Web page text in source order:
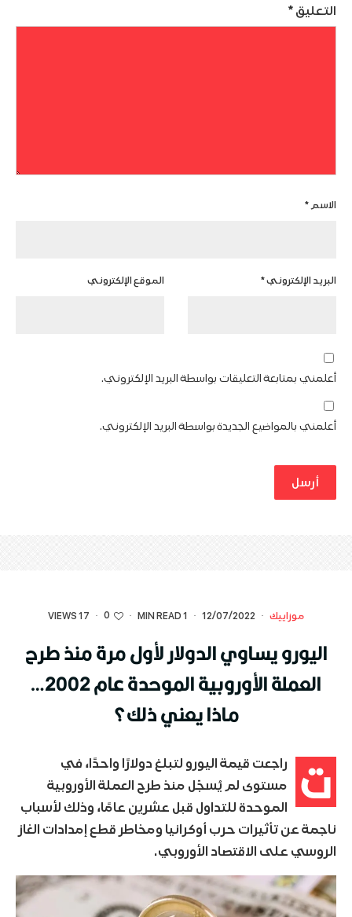
التعليق *
الاسم *
البريد الإلكتروني* الموقع الإلكتروني
أعلمني بمتابعة التعليقات بواسطة البريد الإلكتروني.
أعلمني بالمواضيع الجديدة بواسطة البريد الإلكتروني.
موزاييك ·
12/07/2022
·
1 MIN READ
·
0
·
17 VIEWS
اليورو يساوي الدولار لأول مرة منذ طرح
العملة الأوروبية الموحدة عام 2002…
ماذا يعني ذلك؟
ت
راجعت قيمة اليورو لتبلغ دولارًا واحدًا، في
مستوى لم يُسجّل منذ طرح العملة الأوروبية
الموحدة للتداول قبل عشرين عامًا، وذلك لأسباب
ناجمة عن تأثيرات حرب أوكرانيا ومخاطر قطع إمدادات الغاز
الروسي على الاقتصاد الأوروبي.